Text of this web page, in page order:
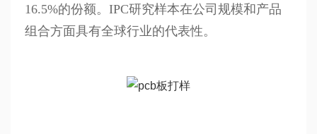
16.5%的份额。IPC研究样本在公司规模和产品
组合方面具有全球行业的代表性。